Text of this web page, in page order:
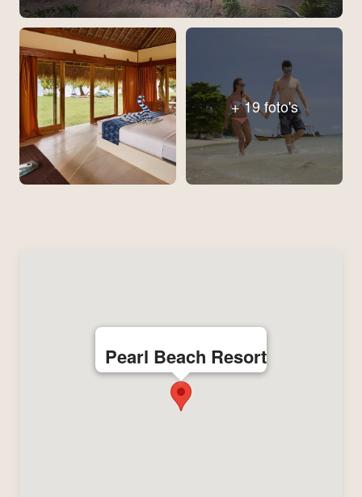
+ 19 foto's
Pearl Beach Resort